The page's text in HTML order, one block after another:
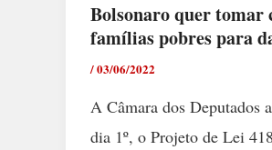
Bolsonaro quer tomar
famílias pobres para
/03/06/2022
A Câmara dos Deputados
dia 1º, o Projeto de Lei